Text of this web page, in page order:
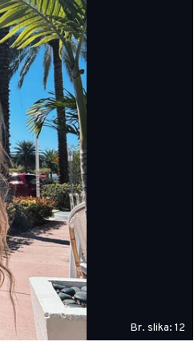
Br. slika: 12